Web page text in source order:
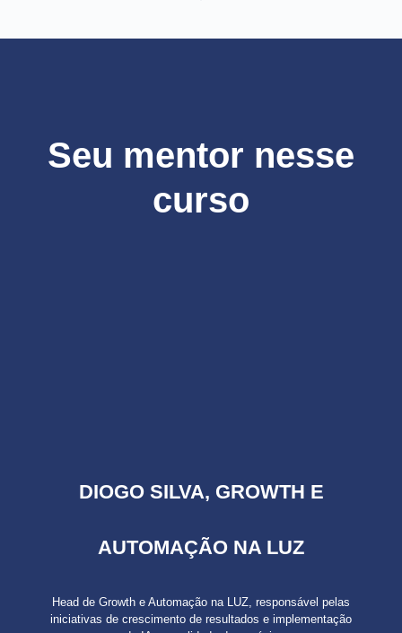
Seu mentor nesse
curso
DIOGO SILVA, GROWTH E
AUTOMAÇÃO NA LUZ
Head de Growth e Automação na LUZ, responsável pelas
iniciativas de crescimento de resultados e implementação